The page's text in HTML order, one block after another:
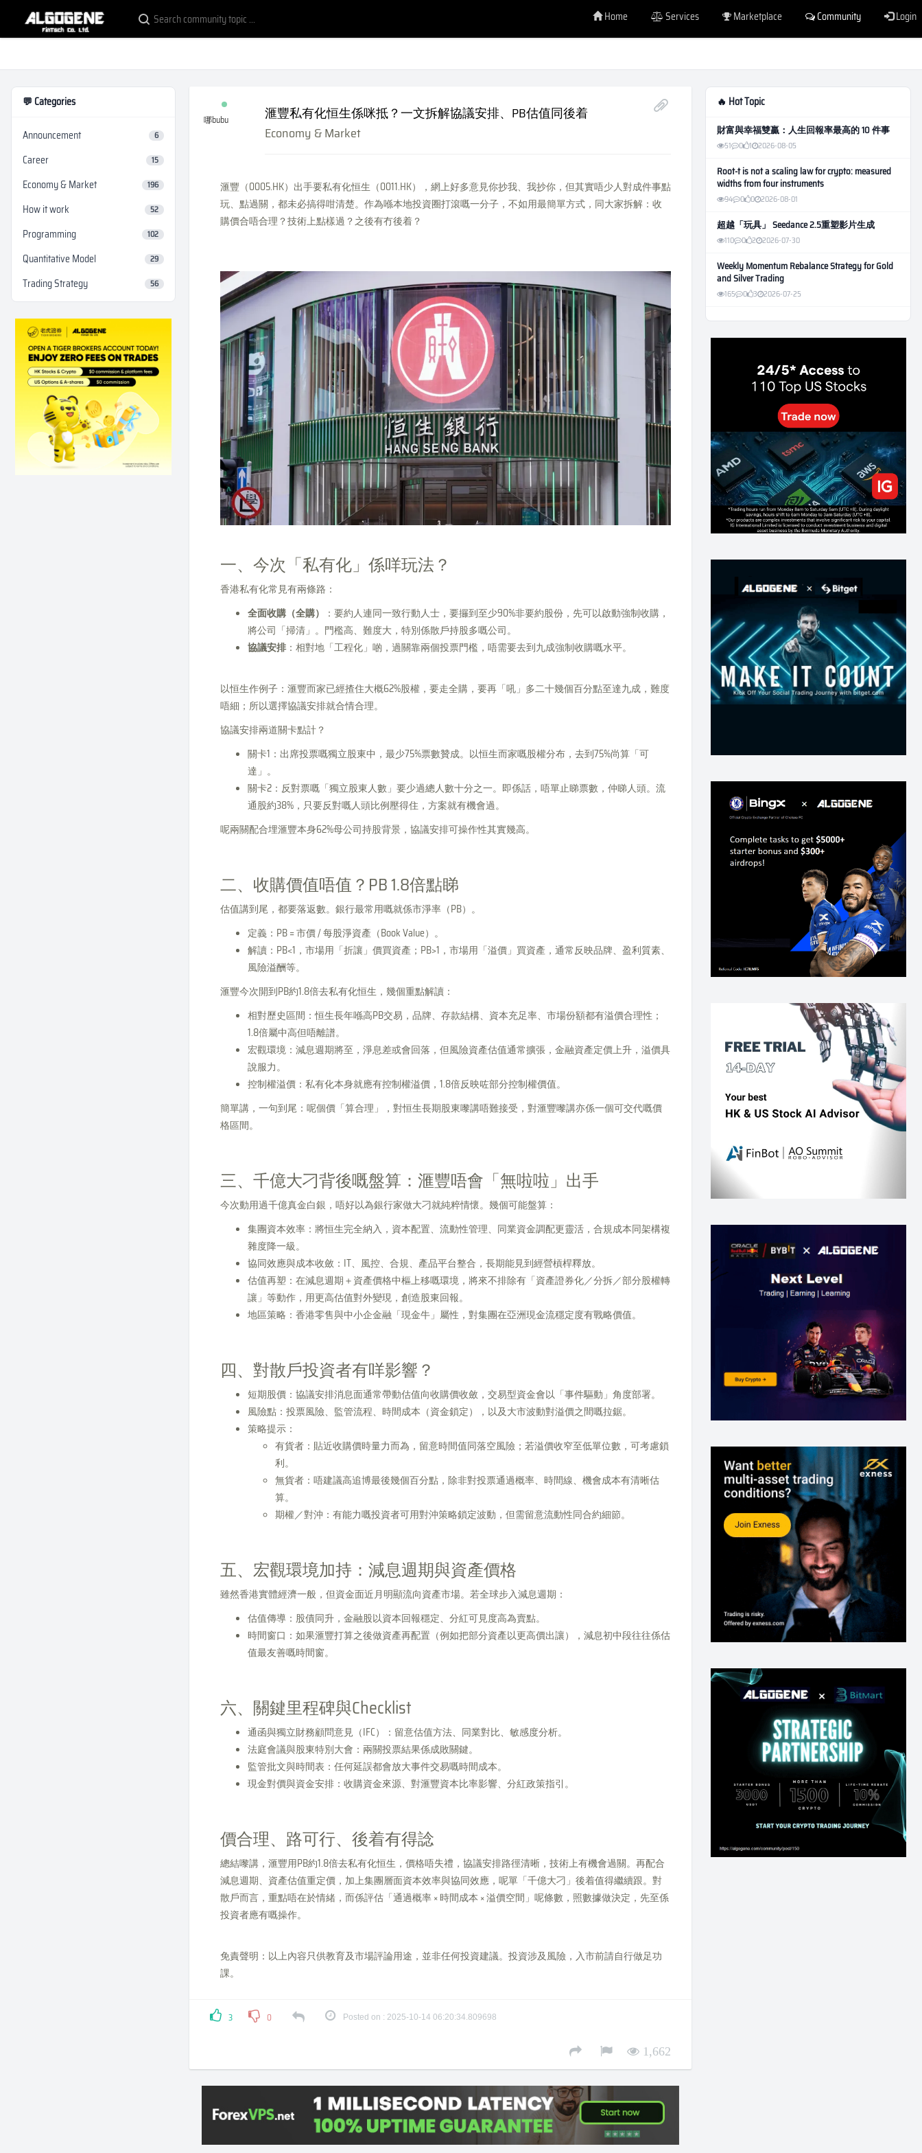
Home Services Marketplace Community Login
💬 Categories
Announcement 6
Career 15
Economy & Market 196
How it work 52
Programming 102
Quantitative Model 29
Trading Strategy 56
哪bubu
滙豐私有化恒生係咪抵？一文拆解協議安排、PB估值同後着
Economy & Market
滙豐（0005.HK）出手要私有化恒生（0011.HK），網上好多意見你抄我、我抄你，但其實唔少人對成件事點
玩、點過關，都未必搞得咁清楚。作為喺本地投資圈打滾嘅一分子，不如用最簡單方式，同大家拆解：收
購價合唔合理？技術上點樣過？之後有冇後着？
一、今次「私有化」係咩玩法？
香港私有化常見有兩條路：
全面收購（全購）
：要約人連同一致行動人士，要攞到至少90%非要約股份，先可以啟動強制收購，
將公司「掃清」。門檻高、難度大，特別係散戶持股多嘅公司。
協議安排 ：相對地「工程化」啲，過關靠兩個投票門檻，唔需要去到九成強制收購嘅水平。
以恒生作例子：滙豐而家已經揸住大概62%股權，要走全購，要再「吼」多二十幾個百分點至達九成，難度
唔細；所以選擇協議安排就合情合理。
協議安排兩道關卡點計？
關卡1：出席投票嘅獨立股東中，最少75%票數贊成。以恒生而家嘅股權分布，去到75%尚算「可
達」。
關卡2：反對票嘅「獨立股東人數」要少過總人數十分之一。即係話，唔單止睇票數，仲睇人頭。流
通股約38%，只要反對嘅人頭比例壓得住，方案就有機會過。
呢兩關配合埋滙豐本身62%母公司持股背景，協議安排可操作性其實幾高。
二、收購價值唔值？PB 1.8倍點睇
估值講到尾，都要落返數。銀行最常用嘅就係市淨率（PB）。
定義：PB = 市價 / 每股淨資產（Book Value）。
解讀：PB<1，市場用「折讓」價買資產；PB>1，市場用「溢價」買資產，通常反映品牌、盈利質素、
風險溢酬等。
滙豐今次開到PB約1.8倍去私有化恒生，幾個重點解讀：
相對歷史區間：恒生長年喺高PB交易，品牌、存款結構、資本充足率、市場份額都有溢價合理性；
1.8倍屬中高但唔離譜。
宏觀環境：減息週期將至，淨息差或會回落，但風險資產估值通常擴張，金融資產定價上升，溢價具
說服力。
控制權溢價：私有化本身就應有控制權溢價，1.8倍反映咗部分控制權價值。
簡單講，一句到尾：呢個價「算合理」，對恒生長期股東嚟講唔難接受，對滙豐嚟講亦係一個可交代嘅價
格區間。
三、千億大刁背後嘅盤算：滙豐唔會「無啦啦」出手
今次動用過千億真金白銀，唔好以為銀行家做大刁就純粹情懷。幾個可能盤算：
集團資本效率：將恒生完全納入，資本配置、流動性管理、同業資金調配更靈活，合規成本同架構複
雜度降一級。
協同效應與成本收斂：IT、風控、合規、產品平台整合，長期能見到經營槓桿釋放。
估值再塑：在減息週期＋資產價格中樞上移嘅環境，將來不排除有「資產證券化／分拆／部分股權轉
讓」等動作，用更高估值對外變現，創造股東回報。
地區策略：香港零售與中小企金融「現金牛」屬性，對集團在亞洲現金流穩定度有戰略價值。
四、對散戶投資者有咩影響？
短期股價：協議安排消息面通常帶動估值向收購價收斂，交易型資金會以「事件驅動」角度部署。
風險點：投票風險、監管流程、時間成本（資金鎖定），以及大市波動對溢價之間嘅拉鋸。
策略提示：
有貨者：貼近收購價時量力而為，留意時間值同落空風險；若溢價收窄至低單位數，可考慮鎖
利。
無貨者：唔建議高追博最後幾個百分點，除非對投票通過概率、時間線、機會成本有清晰估
算。
期權／對沖：有能力嘅投資者可用對沖策略鎖定波動，但需留意流動性同合約細節。
五、宏觀環境加持：減息週期與資產價格
雖然香港實體經濟一般，但資金面近月明顯流向資產市場。若全球步入減息週期：
估值傳導：股債同升，金融股以資本回報穩定、分紅可見度高為賣點。
時間窗口：如果滙豐打算之後做資產再配置（例如把部分資產以更高價出讓），減息初中段往往係估
值最友善嘅時間窗。
六、關鍵里程碑與Checklist
通函與獨立財務顧問意見（IFC）：留意估值方法、同業對比、敏感度分析。
法庭會議與股東特別大會：兩關投票結果係成敗關鍵。
監管批文與時間表：任何延誤都會放大事件交易嘅時間成本。
現金對價與資金安排：收購資金來源、對滙豐資本比率影響、分紅政策指引。
價合理、路可行、後着有得諗
總結嚟講，滙豐用PB約1.8倍去私有化恒生，價格唔失禮，協議安排路徑清晰，技術上有機會過關。再配合
減息週期、資產估值重定價，加上集團層面資本效率與協同效應，呢單「千億大刁」後着值得繼續跟。對
散戶而言，重點唔在於情緒，而係評估「通過概率 × 時間成本 × 溢價空間」呢條數，照數據做決定，先至係
投資者應有嘅操作。
免責聲明：以上內容只供教育及市場評論用途，並非任何投資建議。投資涉及風險，入市前請自行做足功
課。
3 0 Posted on : 2025-10-14 06:20:34.809698
1,662
🔥 Hot Topic
財富與幸福雙贏：人生回報率最高的 10 件事
51 0 1 2026-08-05
Root-t is not a scaling law for crypto: measured
widths from four instruments
94 0 0 2026-08-01
超越「玩具」 Seedance 2.5重塑影片生成
110 0 2 2026-07-30
Weekly Momentum Rebalance Strategy for Gold
and Silver Trading
165 0 3 2026-07-25
AI and Volatility: Forecasting How Much a Market
인생에 반전 기회는 몇 번이나 올까? 한국 소년
주식신 몰락으로 본 레버리지와 인성의 게임
2026-07-21
Inside Trumps Trading Playbook: The Art of
Market Manipulation
0 2026-07-19
Making probabilistic model forecasts tamper-
evident (and why it changes evaluation)
206 2 0 2026-07-17
AI走出聊天室 三巨頭爭定義權
維」，財富自然來